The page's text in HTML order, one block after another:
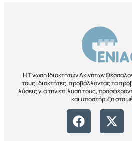
Η Ένωση Ιδιοκτητών Ακινήτων
τους ιδιοκτήτες, προβάλλοντας τα
λύσεις για την επίλυσή τους,
και υποστήριξη στα